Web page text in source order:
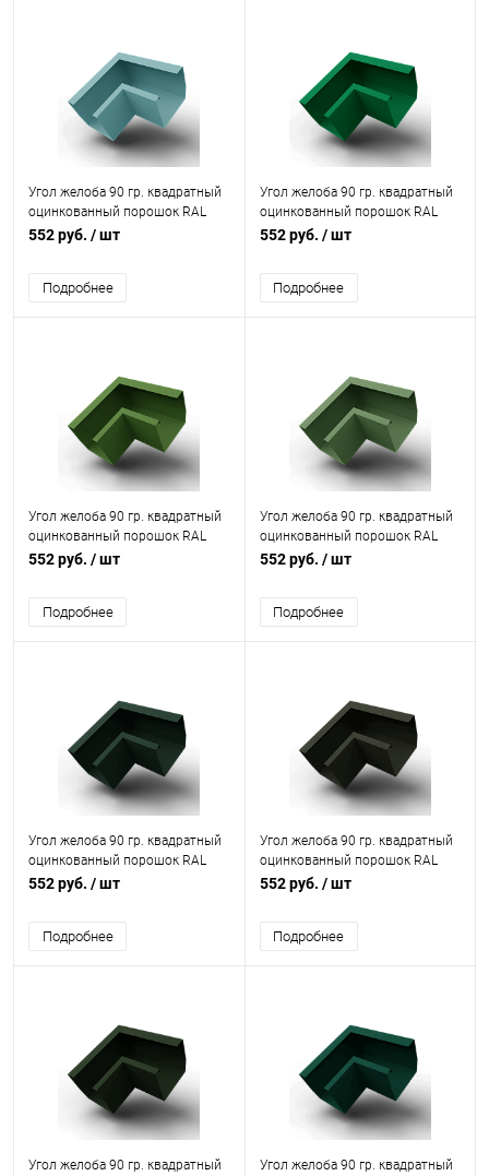
Угол желоба 90 гр. квадратный
оцинкованный порошок RAL
6034
552 руб. / шт
Подробнее
Угол желоба 90 гр. квадратный
оцинкованный порошок RAL
6029
552 руб. / шт
Подробнее
Угол желоба 90 гр. квадратный
оцинкованный порошок RAL
6025
552 руб. / шт
Подробнее
Угол желоба 90 гр. квадратный
оцинкованный порошок RAL
6011
552 руб. / шт
Подробнее
Угол желоба 90 гр. квадратный
оцинкованный порошок RAL
6009
552 руб. / шт
Подробнее
Угол желоба 90 гр. квадратный
оцинкованный порошок RAL
6008
552 руб. / шт
Подробнее
Угол желоба 90 гр. квадратный
Угол желоба 90 гр. квадратный